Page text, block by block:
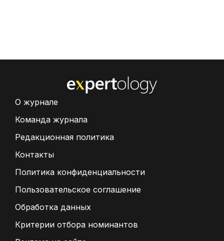
О журнале
Команда журнала
Редакционная политика
Контакты
Политика конфиденциальности
Пользовательское соглашение
Обработка данных
Критерии отбора номинантов